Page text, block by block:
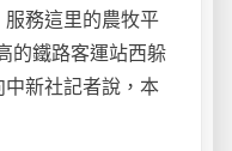
務這里的農牧平
的鐵路客運站西躲
新社記者說，本